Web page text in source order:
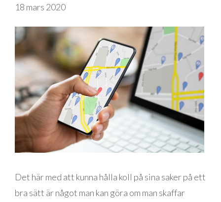
18 mars 2020
Det här med att kunna hålla koll på sina saker på ett
bra sätt är något man kan göra om man skaffar